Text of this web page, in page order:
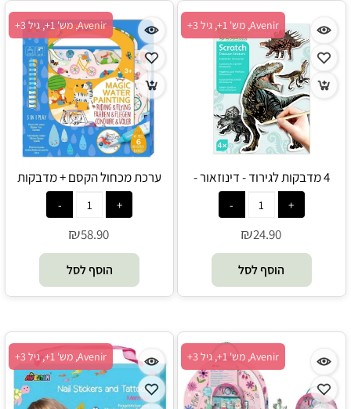
Avenir, מש' 1+, גיל 3+
4 מדבקות לגירוד - דינוזאור -
Avenir
₪24.90
הוסף לסל
Avenir, מש' 1+, גיל 3+
ערכת מכחול הקסם + מדבקות
ומשחקי חשיבה - לנסוע ולעוף -
Avenir
₪58.90
הוסף לסל
Avenir, מש' 1+, גיל 3+ Avenir, מש' 1+, גיל 3+